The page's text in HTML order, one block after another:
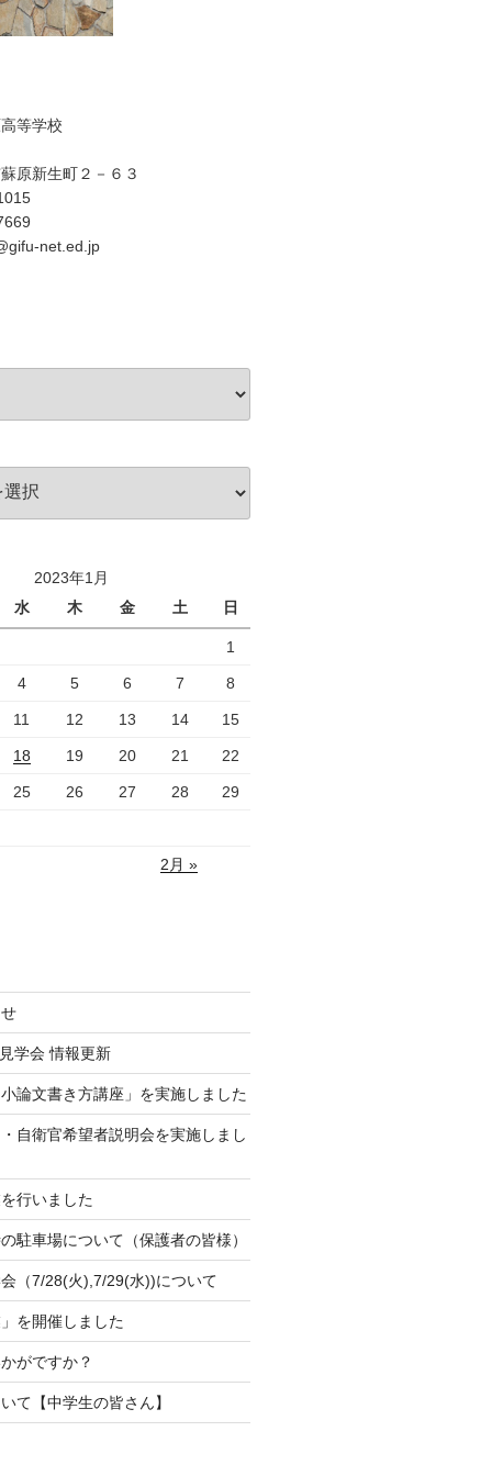
等学校
原新生町２－６３
net.ed.jp
2023年1月
水
木 金 土 日
1
4 5 6 7 8
11 12 13 14 15
18 19 20 21 22
25 26 27 28 29
2月 »
学会 情報更新
論文書き方講座」を実施しました
自衛官希望者説明会を実施しまし
行いました
駐車場について（保護者の皆様）
（7/28(火),7/29(水))について
を開催しました
がですか？
て【中学生の皆さん】